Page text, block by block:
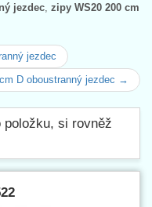
jezdec zipy WS20 200 cm
jezdec
D oboustranný jezdec →
si rovněž